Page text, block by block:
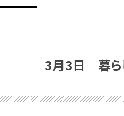
3月3日 暮ら